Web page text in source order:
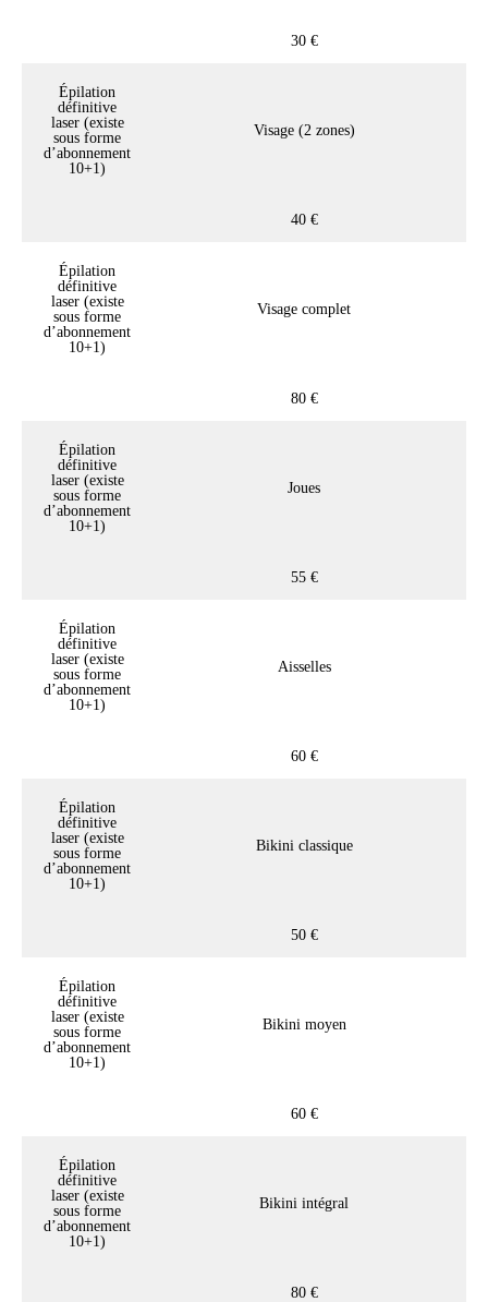
30 €
Épilation
définitive
laser (existe
sous forme
d’abonnement
10+1)
Visage (2 zones)
40 €
Épilation
définitive
laser (existe
sous forme
d’abonnement
10+1)
Visage complet
80 €
Épilation
définitive
laser (existe
sous forme
d’abonnement
10+1)
Joues
55 €
Épilation
définitive
laser (existe
sous forme
d’abonnement
10+1)
Aisselles
60 €
Épilation
définitive
laser (existe
sous forme
d’abonnement
10+1)
Bikini classique
50 €
Épilation
définitive
laser (existe
sous forme
d’abonnement
10+1)
Bikini moyen
60 €
Épilation
définitive
laser (existe
sous forme
d’abonnement
10+1)
Bikini intégral
80 €